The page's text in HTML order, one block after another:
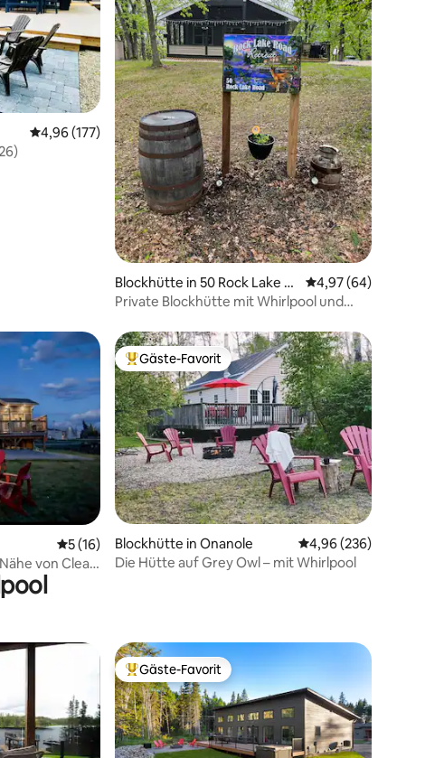
5, 24 Bewertungen
Durchschnittliche Bewertung: 4,96 von 5, 177 Bewertungen
4,96 (177)
Blockhütte in 50 Rock Lake R
d
Durchschnittliche
4,97 (64)
Private Blockhütte mit Whirlpool und
265 Bewertungen
Durchschnittliche Bewertung: 5 von 5, 16 Bewertungen
5 (16)
von Clear
Beliebter Gäste-Favorit.
Gäste-Favorit
Blockhütte in Onanole Durchschnittliche
4,96 (236)
Die Hütte auf Grey Owl – mit Whirlpool
Beliebter Gäste-Favorit.
Gäste-Favorit